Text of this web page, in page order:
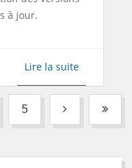
à jour.
Lire la suite
5